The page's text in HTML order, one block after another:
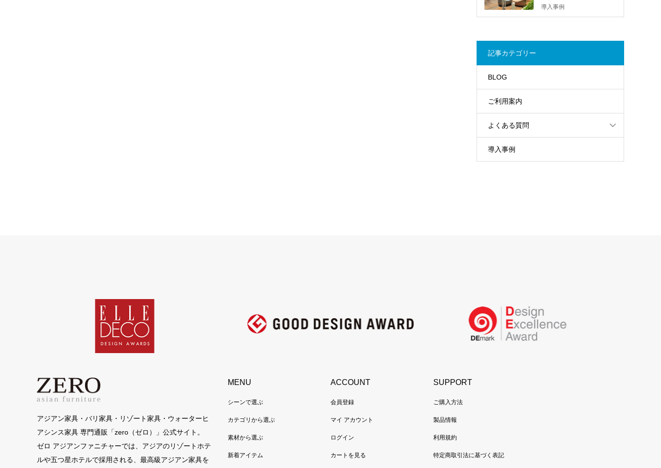
導入事例
記事カテゴリー
BLOG
ご利用案内
よくある質問
導入事例
アジアン家具・バリ家具・リゾート家具・ウォーターヒ
アシンス家具 専門通販「zero（ゼロ）」公式サイト。
ゼロ アジアンファニチャーでは、アジアのリゾートホテ
ルや五つ星ホテルで採用される、最高級アジアン家具を
MENU
シーンで選ぶ
カテゴリから選ぶ
素材から選ぶ
新着アイテム
ACCOUNT
会員登録
マイ アカウント
ログイン
カートを見る
SUPPORT
ご購入方法
製品情報
利用規約
特定商取引法に基づく表記